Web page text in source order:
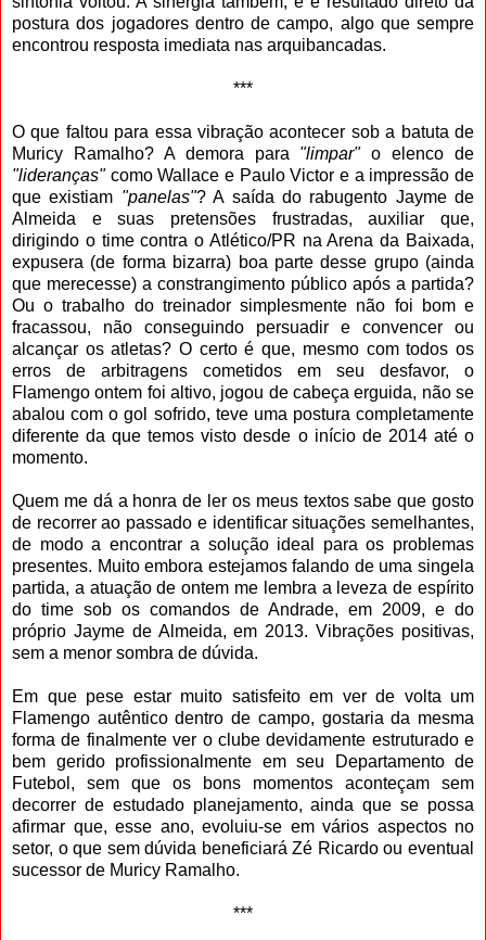
postura dos jogadores dentro de campo, algo que sempre
encontrou resposta imediata nas arquibancadas.
***
O que faltou para essa vibração acontecer sob a batuta de
Muricy Ramalho? A demora para "limpar"o elenco de
"lideranças"como Wallace e Paulo Victor e a impressão de
que existiam "panelas"? A saída do rabugento Jayme de
Almeida e suas pretensões frustradas, auxiliar que,
dirigindo o time contra o Atlético/PR na Arena da Baixada,
expusera (de forma bizarra) boa parte desse grupo (ainda
que merecesse) a constrangimento público após a partida?
Ou o trabalho do treinador simplesmente não foi bom e
fracassou, não conseguindo persuadir e convencer ou
alcançar os atletas? O certo é que, mesmo com todos os
erros de arbitragens cometidos em seu desfavor, o
Flamengo ontem foi altivo, jogou de cabeça erguida, não se
abalou com o gol sofrido, teve uma postura completamente
diferente da que temos visto desde o início de 2014 até o
momento.
Quem me dá a honra de ler os meus textos sabe que gosto
de recorrer ao passado e identificar situações semelhantes,
de modo a encontrar a solução ideal para os problemas
presentes. Muito embora estejamos falando de uma singela
partida, a atuação de ontem me lembra a leveza de espírito
do time sob os comandos de Andrade, em 2009, e do
próprio Jayme de Almeida, em 2013. Vibrações positivas,
sem a menor sombra de dúvida.
Em que pese estar muito satisfeito em ver de volta um
Flamengo autêntico dentro de campo, gostaria da mesma
forma de finalmente ver o clube devidamente estruturado e
bem gerido profissionalmente em seu Departamento de
Futebol, sem que os bons momentos aconteçam sem
decorrer de estudado planejamento, ainda que se possa
afirmar que, esse ano, evoluiu-se em vários aspectos no
setor, o que sem dúvida beneficiará Zé Ricardo ou eventual
sucessor de Muricy Ramalho.
***